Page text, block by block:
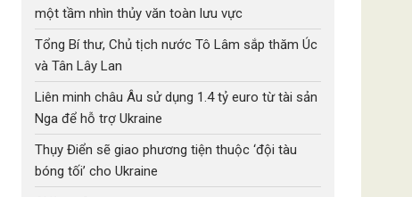
một tầm nhìn thủy văn toàn lưu vực
Tổng Bí thư, Chủ tịch nước Tô Lâm sắp thăm Úc
và Tân Lây Lan
Liên minh châu Âu sử dụng 1.4 tỷ euro từ tài sản
Nga để hỗ trợ Ukraine
Thụy Điển sẽ giao phương tiện thuộc ‘đội tàu
bóng tối’ cho Ukraine